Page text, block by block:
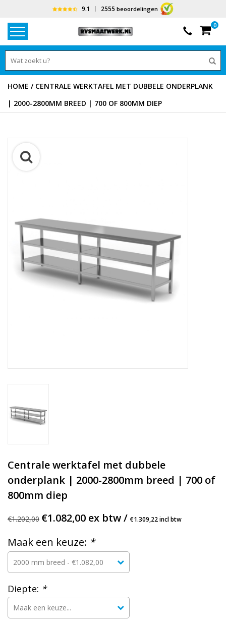
9.1 2555 beoordelingen
0
HOME / CENTRALE WERKTAFEL MET DUBBELE ONDERPLANK
| 2000-2800MM BREED | 700 OF 800MM DIEP
Centrale werktafel met dubbele
onderplank | 2000-2800mm breed | 700 of
800mm diep
€1.202,00 €1.082,00 ex btw /€1.309,22 incl btw
Maak een keuze: *
Diepte: *